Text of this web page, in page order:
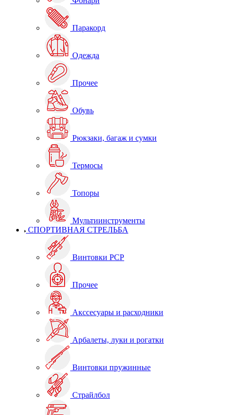
Паракорд
Одежда
Прочее
Обувь
Рюкзаки, багаж и сумки
Термосы
Топоры
Мультиинструменты
СПОРТИВНАЯ СТРЕЛЬБА
Винтовки PCP
Прочее
Акссесуары и расходники
Арбалеты, луки и рогатки
Винтовки пружинные
Страйлбол